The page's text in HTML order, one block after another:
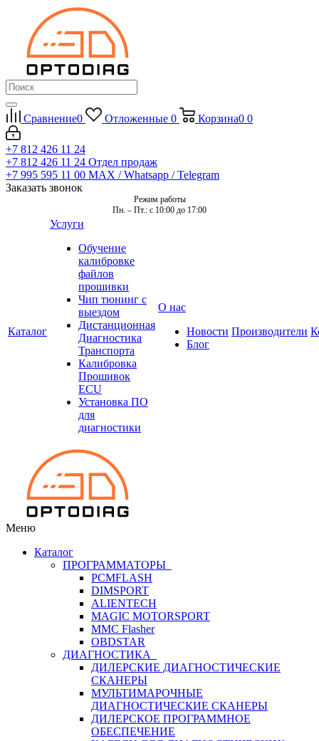
Сравнение0 Отложенные 0 Корзина0 0
+7 812 426 11 24
+7 812 426 11 24 Отдел продаж
+7 995 595 11 00 MAX / Whatsapp / Telegram
Заказать звонок
Режим работы
Пн. – Пт.: с 10:00 до 17:00
Каталог
Услуги
Обучение
калибровке
файлов
прошивки
Чип тюнинг с
выездом
Дистанционная
Диагностика
Транспорта
Калибровка
Прошивок
ECU
Установка ПО
для
диагностики
О нас
Новости
Блог
Производители
Меню
Каталог
ПРОГРАММАТОРЫ
PCMFLASH
DIMSPORT
ALIENTECH
MAGIC MOTORSPORT
MMC Flasher
OBDSTAR
ДИАГНОСТИКА
ДИЛЕРСКИЕ ДИАГНОСТИЧЕСКИЕ
СКАНЕРЫ
МУЛЬТИМАРОЧНЫЕ
ДИАГНОСТИЧЕСКИЕ СКАНЕРЫ
ДИЛЕРСКОЕ ПРОГРАММНОЕ
ОБЕСПЕЧЕНИЕ